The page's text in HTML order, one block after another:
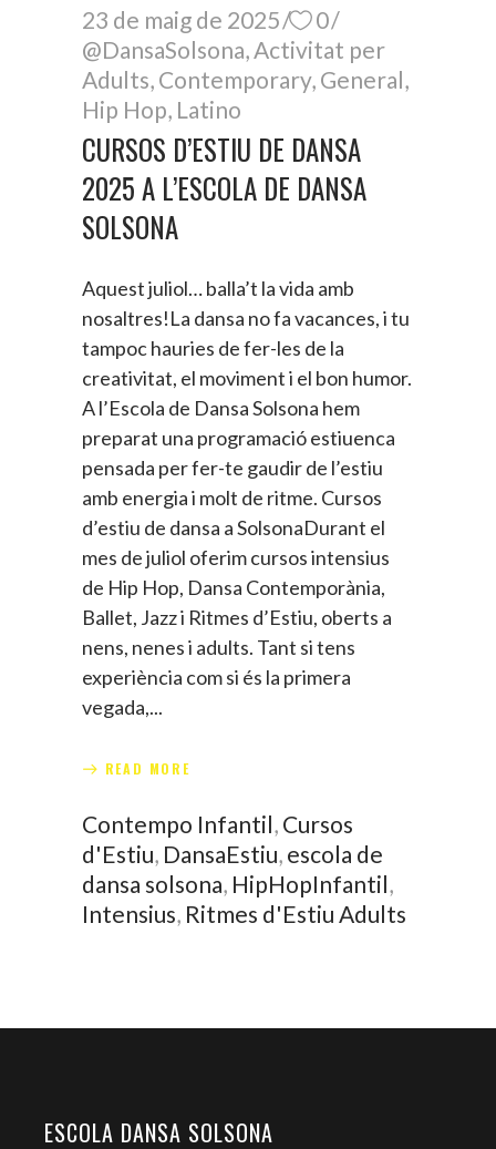
23 de maig de 2025
0
@DansaSolsona,Activitat per
Adults, Contemporary, General,
Hip Hop, Latino
CURSOS D’ESTIU DE DANSA
2025 A L’ESCOLA DE DANSA
SOLSONA
Aquest juliol… balla’t la vida amb
nosaltres!La dansa no fa vacances, i tu
tampoc hauries de fer-les de la
creativitat, el moviment i el bon humor.
A l’Escola de Dansa Solsona hem
preparat una programació estiuenca
pensada per fer-te gaudir de l’estiu
amb energia i molt de ritme. Cursos
d’estiu de dansa a SolsonaDurant el
mes de juliol oferim cursos intensius
de Hip Hop, Dansa Contemporània,
Ballet, Jazz i Ritmes d’Estiu, oberts a
nens, nenes i adults. Tant si tens
experiència com si és la primera
vegada,
READ MORE
Contempo Infantil, Cursos
d'Estiu, DansaEstiu, escola de
dansa solsona, HipHopInfantil,
Intensius, Ritmes d'Estiu Adults
ESCOLA DANSA SOLSONA